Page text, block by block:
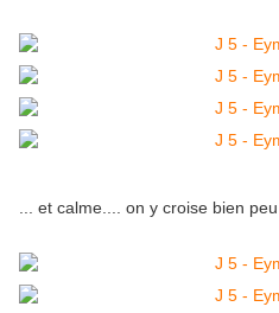
... et calme.... on y croise bien